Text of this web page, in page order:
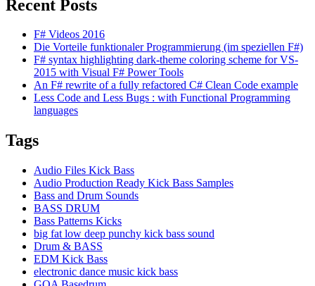
Recent Posts
F# Videos 2016
Die Vorteile funktionaler Programmierung (im speziellen F#)
F# syntax highlighting dark-theme coloring scheme for VS-
2015 with Visual F# Power Tools
An F# rewrite of a fully refactored C# Clean Code example
Less Code and Less Bugs : with Functional Programming
languages
Tags
Audio Files Kick Bass
Audio Production Ready Kick Bass Samples
Bass and Drum Sounds
BASS DRUM
Bass Patterns Kicks
big fat low deep punchy kick bass sound
Drum & BASS
EDM Kick Bass
electronic dance music kick bass